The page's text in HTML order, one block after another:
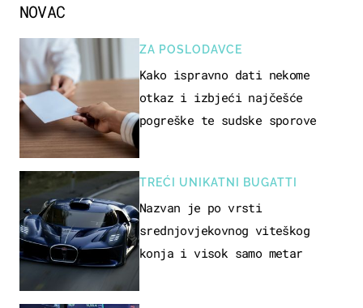
NOVAC
ZA POSLODAVCE
Kako ispravno dati nekome
otkaz i izbjeći najčešće
pogreške te sudske sporove
TREĆI UNIKATNI BUGATTI
Nazvan je po vrsti
srednjovjekovnog viteškog
konja i visok samo metar